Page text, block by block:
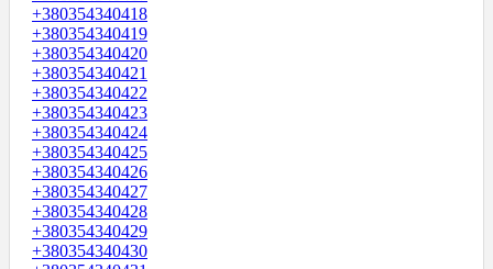
+380354340418
+380354340419
+380354340420
+380354340421
+380354340422
+380354340423
+380354340424
+380354340425
+380354340426
+380354340427
+380354340428
+380354340429
+380354340430